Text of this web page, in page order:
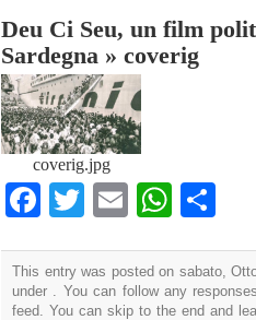
Deu Ci Seu, un film
Sardegna » coverig
coverig.jpg
Facebook
Twitter
Email
This entry was posted on sabato,
under . You can follow any
feed. You can skip to the end and